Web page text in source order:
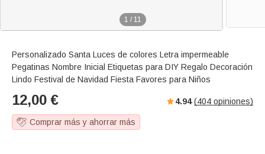
1 / 11
Personalizado Santa Luces de colores Letra impermeable
Pegatinas Nombre Inicial Etiquetas para DIY Regalo Decoración
Lindo Festival de Navidad Fiesta Favores para Niños
12,00 € 4.94 (404 opiniones)
Comprar más y ahorrar más